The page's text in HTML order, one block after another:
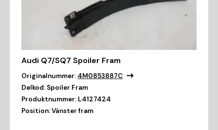
Audi Q7/SQ7 Spoiler Fram
Originalnummer: 4M0853887C
Delkod: Spoiler Fram
Produktnummer: L4127424
Position:Vänster fram